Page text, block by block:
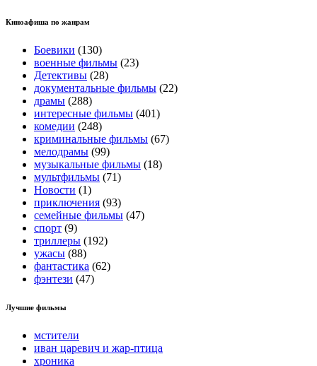
Киноафиша по жанрам
Боевики (130)
военные фильмы (23)
Детективы (28)
документальные фильмы (22)
драмы (288)
интересные фильмы (401)
комедии (248)
криминальные фильмы (67)
мелодрамы (99)
музыкальные фильмы (18)
мультфильмы (71)
Новости (1)
приключения (93)
семейные фильмы (47)
спорт (9)
триллеры (192)
ужасы (88)
фантастика (62)
фэнтези (47)
Лучшие фильмы
мстители
иван царевич и жар-птица
хроника